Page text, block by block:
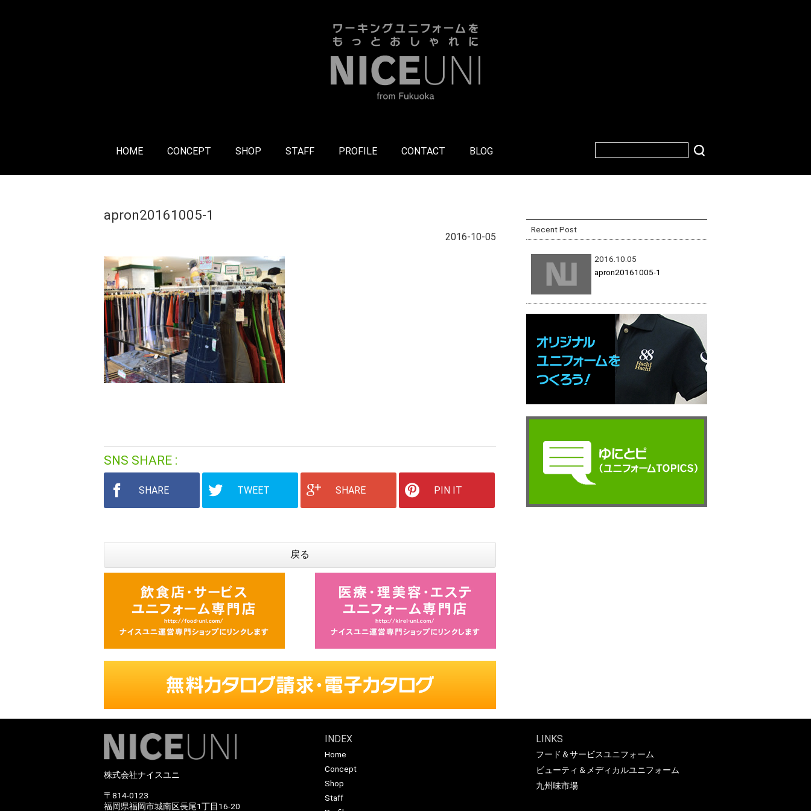
HOME CONCEPT SHOP STAFF PROFILE CONTACT BLOG
apron20161005-1
2016-10-05
SNS SHARE
SHARE TWEET SHARE PIN IT
戻る
Recent Post
2016.10.05
apron20161005-1
株式会社ナイスユニ
〒814-0123
福岡県福岡市城南区長尾1丁目16-20
INDEX
Home
Concept
Shop
Staff
LINKS
フード＆サービスユニフォーム
ビューティ＆メディカルユニフォーム
九州味市場